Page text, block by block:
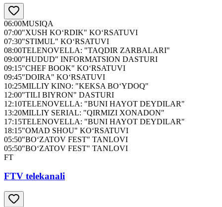
06:00MUSIQA
07:00"XUSH KO‘RDIK" KO‘RSATUVI
07:30"STIMUL" KO‘RSATUVI
08:00TELENOVELLA: "TAQDIR ZARBALARI"
09:00"HUDUD" INFORMATSION DASTURI
09:15"CHEF BOOK" KO‘RSATUVI
09:45"DOIRA" KO‘RSATUVI
10:25MILLIY KINO: "KEKSA BO‘YDOQ"
12:00"TILI BIYRON" DASTURI
12:10TELENOVELLA: "BUNI HAYOT DEYDILAR"
13:20MILLIY SERIAL: "QIRMIZI XONADON"
17:15TELENOVELLA: "BUNI HAYOT DEYDILAR"
18:15"OMAD SHOU" KO‘RSATUVI
05:50"BO‘ZATOV FEST" TANLOVI
05:50"BO‘ZATOV FEST" TANLOVI
FT
FTV telekanali